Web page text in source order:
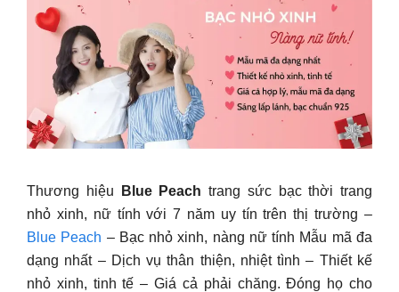
Thương hiệu Blue Peach trang sức bạc thời trang
nhỏ xinh, nữ tính với 7 năm uy tín trên thị trường –
Blue Peach – Bạc nhỏ xinh, nàng nữ tính Mẫu mã đa
dạng nhất – Dịch vụ thân thiện, nhiệt tình – Thiết kế
nhỏ xinh, tinh tế – Giá cả phải chăng. Đóng họ cho